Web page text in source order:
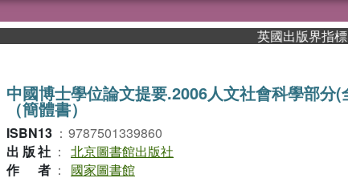
英國出版界指標大獎
中國博士學位論文提要.2006人文社會科學部分(
（簡體書）
ISBN13 ： 9787501339860
出版社 ： 北京圖書館出版社
作者 ：
國家圖書館